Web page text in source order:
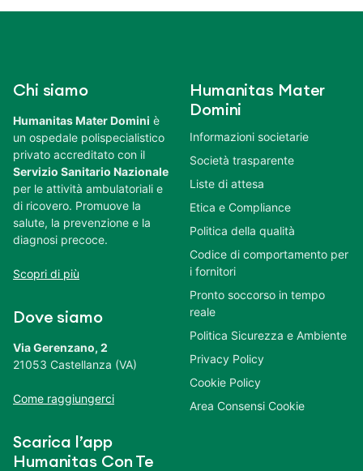
Chi siamo
Humanitas Mater Domini è
un ospedale polispecialistico
privato accreditato con il
Servizio Sanitario Nazionale
per le attività ambulatoriali e
di ricovero. Promuove la
salute, la prevenzione e la
diagnosi precoce.
Scopri di più
Dove siamo
Via Gerenzano, 2
21053 Castellanza (VA)
Come raggiungerci
Scarica l’app
Humanitas Con Te
Humanitas Mater
Domini
Informazioni societarie
Società trasparente
Liste di attesa
Etica e Compliance
Politica della qualità
Codice di comportamento per
i fornitori
Pronto soccorso in tempo
reale
Politica Sicurezza e Ambiente
Privacy Policy
Cookie Policy
Area Consensi Cookie